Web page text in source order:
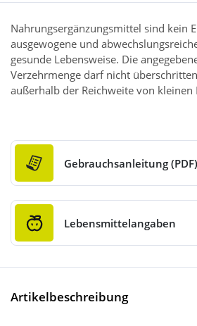
Nahrungsergänzungsmittel sind kein
ausgewogene und
gesunde Lebensweise. Die
Verzehrmenge darf nicht
außerhalb der Reichweite von kleinen
Gebrauchsanleitung (PDF)
Lebensmittelangaben
Artikelbeschreibung